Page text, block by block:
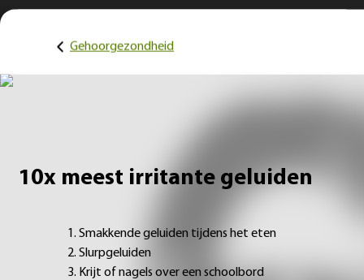
Gehoorgezondheid
10x meest irritante geluiden
Smakkende geluiden tijdens het eten
Slurpgeluiden
Krijt of nagels over een schoolbord